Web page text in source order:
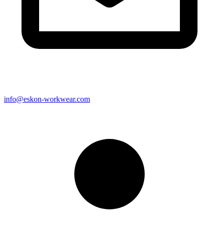
info@eskon-workwear.com